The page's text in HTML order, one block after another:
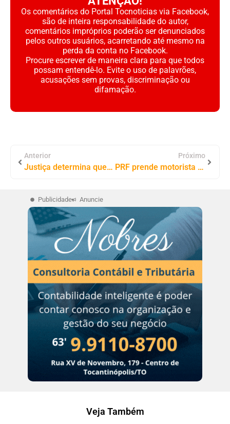
Os comentários do Portal Tocnoticias via Facebook,
são de inteira responsabilidade do autor,
comentários impróprios poderão ser denunciados
pelos outros usuários, acarretando até mesmo na
perda da conta no Facebook.
Procure escrever de maneira clara para que todos
possam entendê-lo. Evite o uso de palavrões,
acusações sem provas, discriminação ou
difamação.
Anterior
Justiça determina que veículos oficiais da Prefeitura e Câmara de Tocantinópolis sejam adesivados e instalados rastreadores
Próximo
PRF prende motorista por embriaguez após tombamento de caminhonete na BR-153 em Tabocão (TO)
Publicidade Anuncie
Veja Também